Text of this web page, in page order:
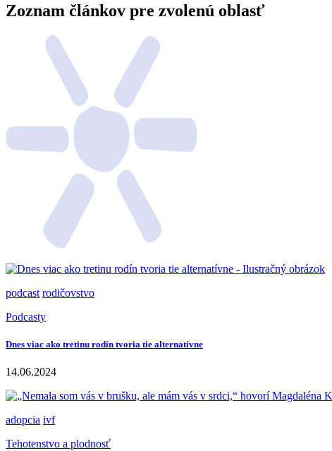
Zoznam článkov pre zvolenú oblasť
podcast rodičovstvo
Podcasty
Dnes viac ako tretinu rodín tvoria tie alternatívne
14.06.2024
adopcia ivf
Tehotenstvo a plodnosť